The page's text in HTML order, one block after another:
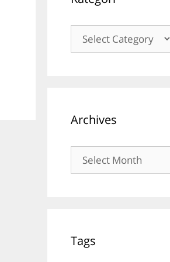
Kategori
Archives
Archives
Tags